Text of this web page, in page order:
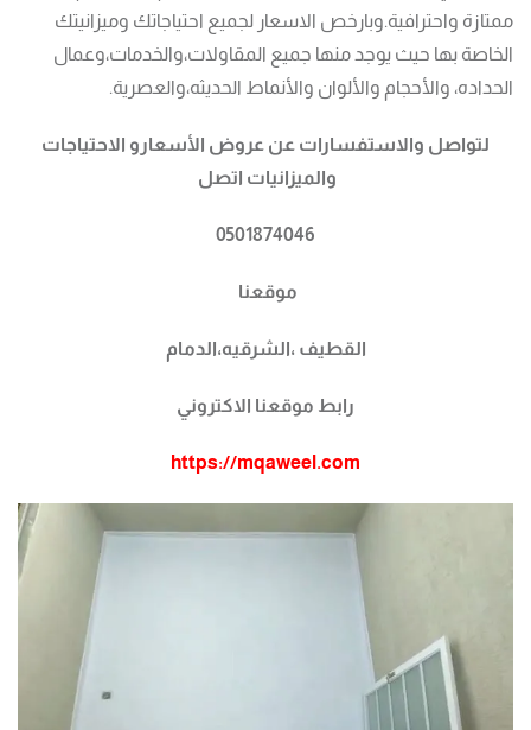
ممتازة واحترافية.وبارخص الاسعار لجميع احتياجاتك وميزانيتك
الخاصة بها حيث يوجد منها جميع المقاولات،والخدمات،وعمال
الحداده، والأحجام والألوان والأنماط الحديثه،والعصرية.
لتواصل والاستفسارات عن عروض الأسعارو الاحتياجات
والميزانيات اتصل
0501874046
موقعنا
القطيف ،الشرقيه،الدمام
رابط موقعنا الاكتروني
https://mqaweel.com